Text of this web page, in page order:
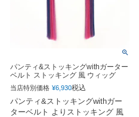
パンティ&ストッキングwithガーター
ベルト ストッキング 風 ウィッグ
当店特別価格 ¥6,930税込
パンティ&ストッキングwithガー
ターベルト よりストッキング 風